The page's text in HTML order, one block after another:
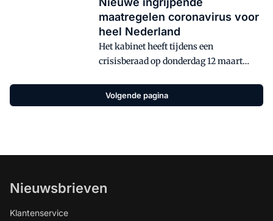
maatregelen coronavirus voor
heel Nederland
Het kabinet heeft tijdens een
crisisberaad op donderdag 12 maart
maatregelen af te kondigen voor het hele
land. Dit in verband met de snelle
Management op LinkedIn:
Volgende pagina
Nieuwsbrieven
Klantenservice